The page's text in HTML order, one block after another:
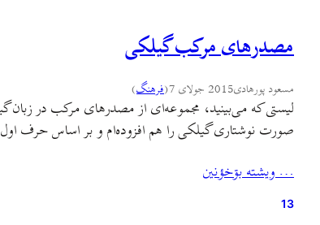
مصدرهای مرکب گیلکی
مسعود پورهادی2015 جولای 7 (فرهنگ)
لیستی که می‌بینید، مجموعه‌ای از مصدرهای مرکب در
صورت نوشتاری گیلکی را هم افزوده‌ام و بر اساس حرف
… ويشته بۊخؤنين
13